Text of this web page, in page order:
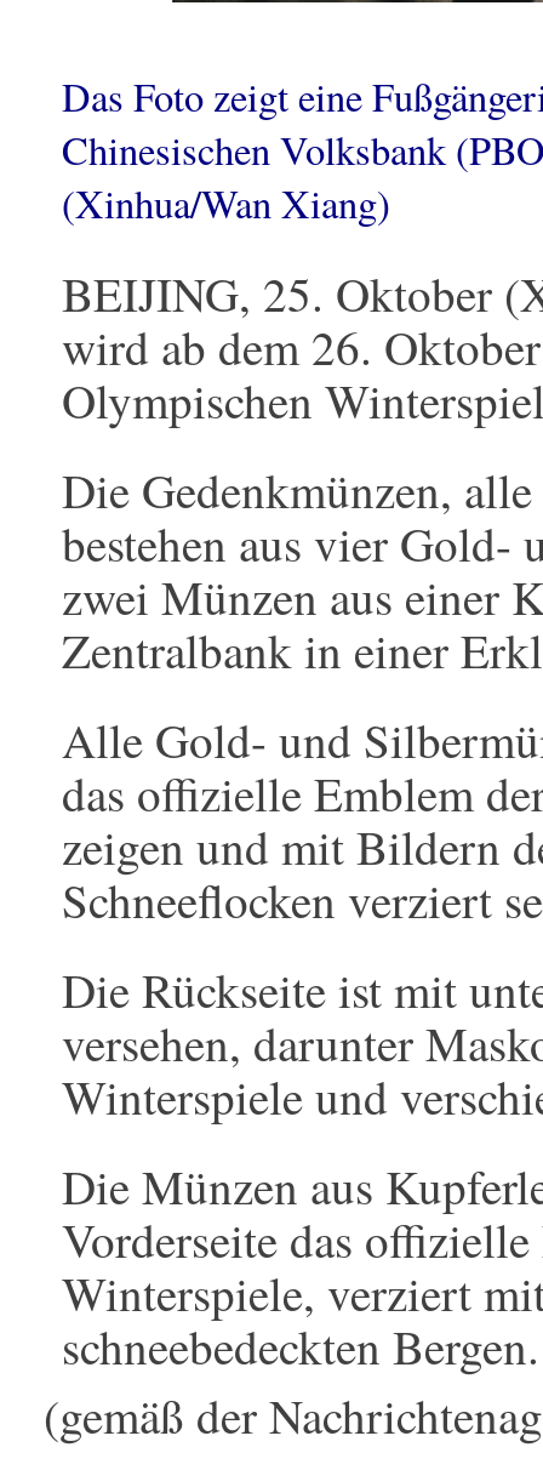
Das Foto zeigt eine
Chinesischen Volksbank
(Xinhua/Wan Xiang)
BEIJING, 25. Oktober
wird ab dem 26.
Olympischen
Die Gedenkmünzen,
bestehen aus vier Gold-
zwei Münzen aus einer
Zentralbank in einer
Alle Gold- und
das offizielle Emblem
zeigen und mit Bildern
Schneeflocken verziert
Die Rückseite ist mit
versehen, darunter
Winterspiele und
Die Münzen aus
Vorderseite das
Winterspiele, verziert
schneebedeckten Bergen.
(gemäß der